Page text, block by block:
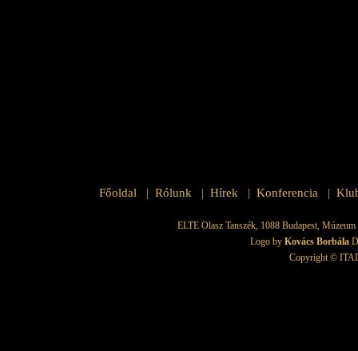
Főoldal| Rólunk| Hírek| Konferencia|
ELTE Olasz Tanszék, 1088 Budapest,
Logo by Kovács Borbála
Copyright ©